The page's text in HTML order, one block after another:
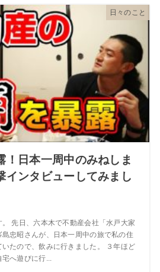
日々のこと
！日本一周中のみねしま
インタビューしてみまし
先日、六本木で不動産会社「水戸大家
忠昭さんが、日本一周中の旅で私の住
たので、飲みに行きました。 ３年ほど
へ遊びに行...